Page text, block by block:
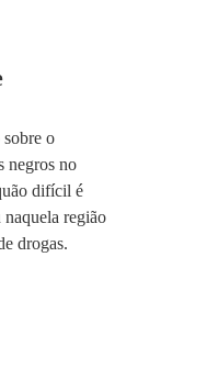
o
negros no
difícil é
região
drogas.